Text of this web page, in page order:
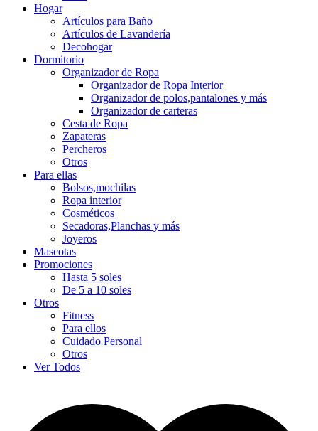
Hogar
Artículos para Baño
Artículos de Lavandería
Decohogar
Dormitorio
Organizador de Ropa
Organizador de Ropa Interior
Organizador de polos,pantalones y más
Organizador de carteras
Cesta de Ropa
Zapateras
Percheros
Otros
Para ellas
Bolsos,mochilas
Ropa interior
Cosméticos
Secadoras,Planchas y más
Joyeros
Mascotas
Promociones
Hasta 5 soles
De 5 a 10 soles
Otros
Fitness
Para ellos
Cuidado Personal
Otros
Ver Todos